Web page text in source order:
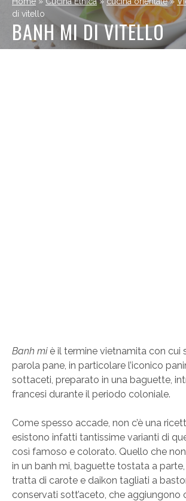
di vitello
BANH MI DI VITELLO
Banh miè il termine vietnamita con cui
parola pane, in particolare l’iconico
sottaceti, preparato in una baguette,
francesi durante il periodo coloniale.
Come spesso accade, non c’è una
esistono infatti tantissime varianti di
così famoso e colorato. Quello che
in un banh mi, baguette tostata a parte,
tratta di carote e daikon tagliati a
conservati sott’aceto, che aggiungono